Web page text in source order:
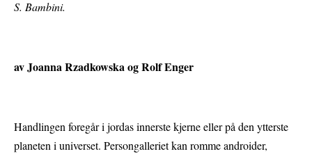
S. Bambini.
av Joanna Rzadkowska og Rolf Enger
Handlingen foregår i jordas innerste kjerne eller på den ytterste
planeten i universet. Persongalleriet kan romme androider,